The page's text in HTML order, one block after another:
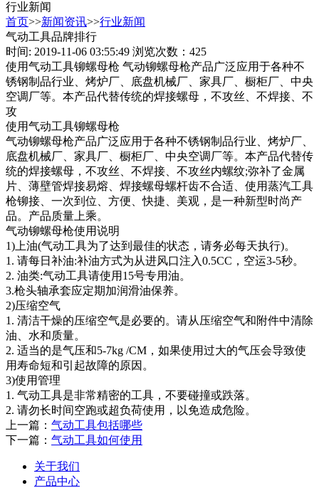
行业新闻
首页>>新闻资讯>>行业新闻
气动工具品牌排行
时间: 2019-11-06 03:55:49 浏览次数：425
使用气动工具铆螺母枪 气动铆螺母枪产品广泛应用于各种不
锈钢制品行业、烤炉厂、底盘机械厂、家具厂、橱柜厂、中央
空调厂等。本产品代替传统的焊接螺母，不攻丝、不焊接、不
攻
使用气动工具铆螺母枪
气动铆螺母枪产品广泛应用于各种不锈钢制品行业、烤炉厂、
底盘机械厂、家具厂、橱柜厂、中央空调厂等。本产品代替传
统的焊接螺母，不攻丝、不焊接、不攻丝内螺纹;弥补了金属
片、薄壁管焊接易熔、焊接螺母螺杆齿不合适、使用蒸汽工具
枪铆接、一次到位、方便、快捷、美观，是一种新型时尚产
品。产品质量上乘。
气动铆螺母枪使用说明
1)上油(气动工具为了达到最佳的状态，请务必每天执行)。
1. 请每日补油:补油方式为从进风口注入0.5CC，空运3-5秒。
2. 油类:气动工具请使用15号专用油。
3.枪头轴承套应定期加润滑油保养。
2)压缩空气
1. 清洁干燥的压缩空气是必要的。请从压缩空气和附件中清除
油、水和质量。
2. 适当的是气压和5-7kg /CM，如果使用过大的气压会导致使
用寿命短和引起故障的原因。
3)使用管理
1. 气动工具是非常精密的工具，不要碰撞或跌落。
2. 请勿长时间空跑或超负荷使用，以免造成危险。
上一篇： 气动工具包括哪些
下一篇： 气动工具如何使用
关于我们
产品中心